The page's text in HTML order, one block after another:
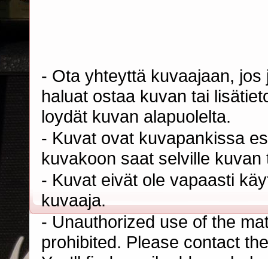
- Ota yhteyttä kuvaajaan,
haluat ostaa kuvan tai
loydät kuvan alapuolelta.
- Kuvat ovat kuvapankissa
kuvakoon saat selville
- Kuvat eivät ole vapaasti
kuvaaja.
- Unauthorized use of the
prohibited. Please contact